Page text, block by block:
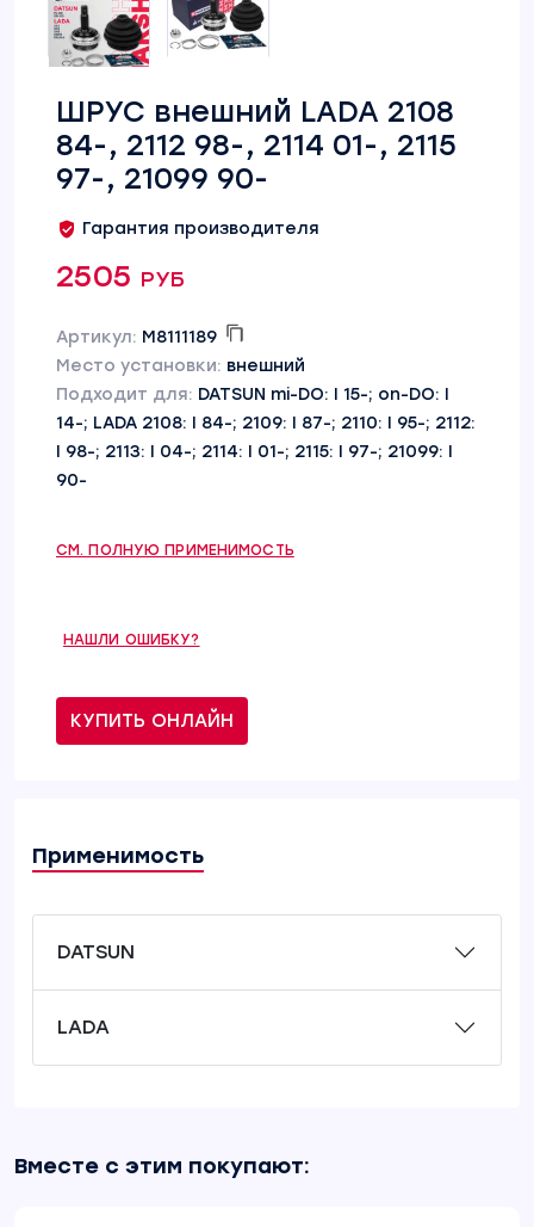
ШРУС внешний LADA 2108
84-, 2112 98-, 2114 01-, 2115
97-, 21099 90-
Гарантия производителя
2505 руб
Артикул: M8111189
Место установки: внешний
Подходит для: DATSUN mi-DO: I 15-; on-DO: I
14-; LADA 2108: I 84-; 2109: I 87-; 2110: I 95-; 2112:
I 98-; 2113: I 04-; 2114: I 01-; 2115: I 97-; 21099: I
90-
СМ. ПОЛНУЮ ПРИМЕНИМОСТЬ
НАШЛИ ОШИБКУ?
КУПИТЬ ОНЛАЙН
Применимость
DATSUN
LADA
Вместе с этим покупают: